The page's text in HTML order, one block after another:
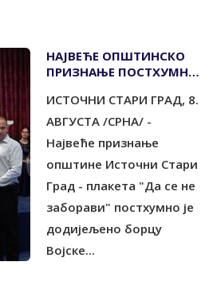
НАЈВЕЋЕ ОПШТИНСКО
ПРИЗНАЊЕ ПОСТХУМНО
ПЛАКАЛОВИЋУ
ИСТОЧНИ СТАРИ ГРАД, 8.
АВГУСТА /СРНА/ -
Највеће признање
општине Источни Стари
Град - плакета "Да се не
заборави" постхумно је
додијељено борцу
Војске...